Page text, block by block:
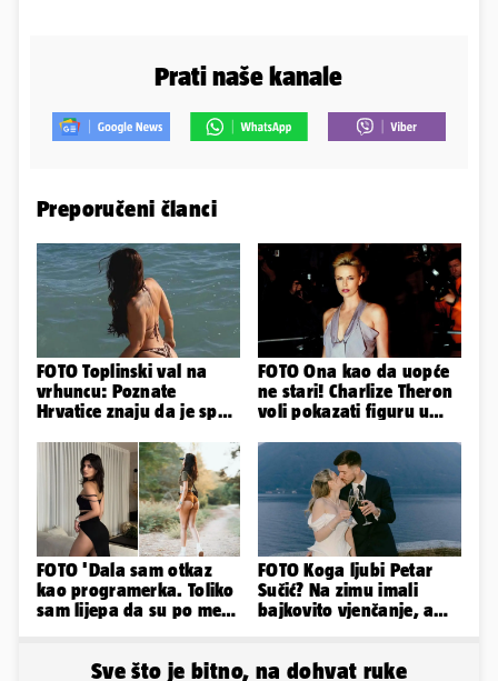
Prati naše kanale
Preporučeni članci
FOTO Toplinski val na
vrhuncu: Poznate
Hrvatice znaju da je spas
FOTO Ona kao da uopće
ne stari! Charlize Theron
voli pokazati figuru u
FOTO 'Dala sam otkaz
kao programerka. Toliko
sam lijepa da su po meni
FOTO Koga ljubi Petar
Sučić? Na zimu imali
bajkovito vjenčanje, a
Sve što je bitno, na dohvat ruke